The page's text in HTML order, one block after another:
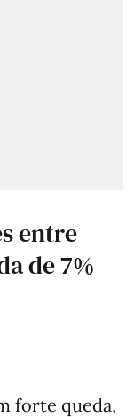
entre
de 7%
forte queda,